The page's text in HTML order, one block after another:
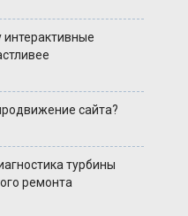
сайта?
турбины
ремонта